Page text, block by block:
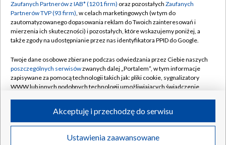
Emisja w TVP
Centrum informacji TVP
Naziemna Telewizja Cyfrowa
Rada Programowa
System NOS
Informacje o nadawcy
Program dla prasy
Polityka prywatności
Moje zgody
Pomoc
Kontakt
Kanały
©2026 Telewizja Polska S.A. w likwidacji
Zaufanych Partnerów z IAB* (1201 firm) oraz pozostałych Zaufanych
Partnerów TVP (93 firm), w celach marketingowych (w tym do
zautomatyzowanego dopasowania reklam do Twoich zainteresowań i
mierzenia ich skuteczności) i pozostałych, które wskazujemy poniżej, a
także zgody na udostępnianie przez nas identyfikatora PPID do Google.
Twoje dane osobowe zbierane podczas odwiedzania przez Ciebie naszych
poszczególnych serwisówzwanych dalej „Portalem”, w tym informacje
zapisywane za pomocą technologii takich jak: pliki cookie, sygnalizatory
WWW lub innych podobnych technologii umożliwiających świadczenie
ruchu w Internecie.
Twoje dane osobowe zbierane podczas odwiedzania przez Ciebie
poszczególnych serwisówna Portalu, takie jak adresy IP, identyfikatory
Ustawienia zaawansowane
Akceptuję i przechodzę do serwisu